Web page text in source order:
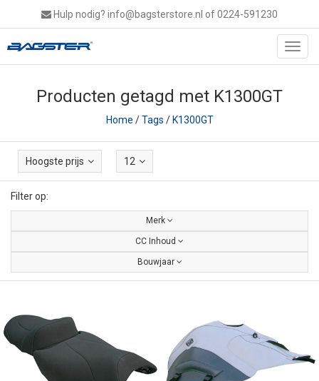
Hulp nodig? info@bagsterstore.nl of 0224-591230
Producten getagd met K1300GT
Home /Tags /K1300GT
Hoogste prijs 12
Filter op:
Merk
CC Inhoud
Bouwjaar